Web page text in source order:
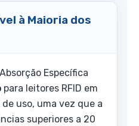
à Maioria dos
Específica
para leitores RFID em
uso, uma vez que a
superiores a 20